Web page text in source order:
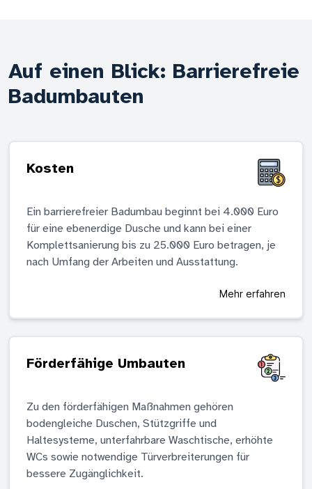
Auf einen Blick: Barrierefreie
Badumbauten
Kosten
Ein barrierefreier Badumbau beginnt bei 4.000 Euro
für eine ebenerdige Dusche und kann bei einer
Komplettsanierung bis zu 25.000 Euro betragen, je
nach Umfang der Arbeiten und Ausstattung.
Mehr erfahren
Förderfähige Umbauten
Zu den förderfähigen Maßnahmen gehören
bodengleiche Duschen, Stützgriffe und
Haltesysteme, unterfahrbare Waschtische, erhöhte
WCs sowie notwendige Türverbreiterungen für
bessere Zugänglichkeit.